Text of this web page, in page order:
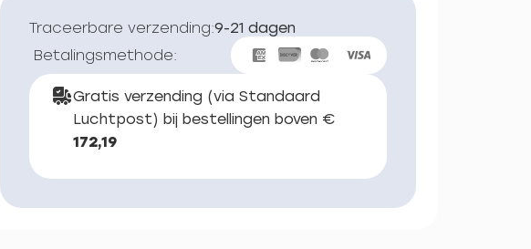
Traceerbare verzending:9-21 dagen
Betalingsmethode:
Gratis verzending (via Standaard
Luchtpost) bij bestellingen boven €
172,19